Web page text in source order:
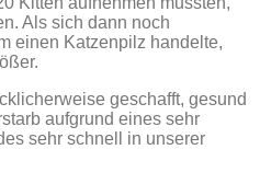
Als sich dann noch
einen Katzenpilz handelte,
geschafft, gesund
aufgrund eines sehr
sehr schnell in unserer